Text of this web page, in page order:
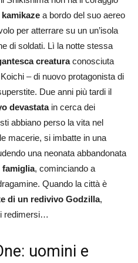
a bordo del suo aereo
per atterrare su un un’isola
di soldati. Lì la notte stessa
creaturaconosciuta
– di nuovo protagonista di
Due anni più tardi il
devastatain cerca dei
abbiano perso la vita nel
macerie, si imbatte in una
una neonata abbandonata
famiglia, cominciando a
Quando la città è
di un redivivo Godzilla,
redimersi…
uomini e